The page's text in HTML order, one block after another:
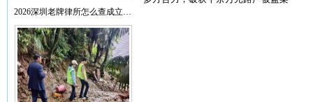
2026深圳老牌律所怎么查成立…